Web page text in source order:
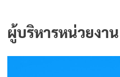
ผู้บริหารหน่วยงาน